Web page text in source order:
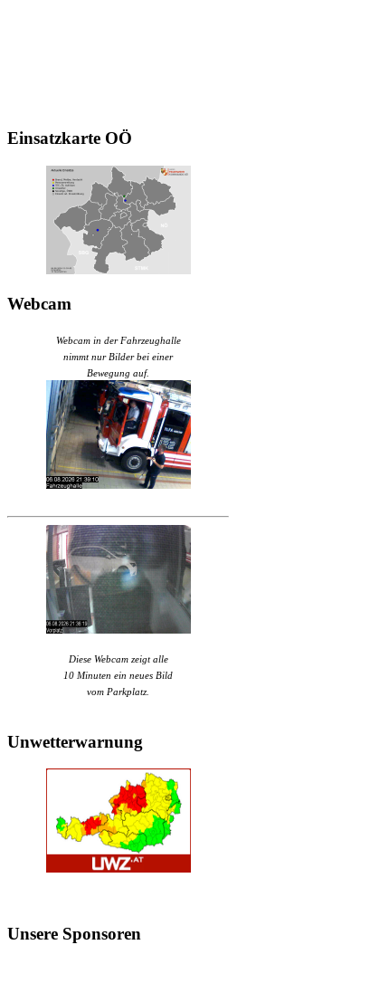
Einsatzkarte OÖ
Webcam
Webcam in der Fahrzeughalle
nimmt nur Bilder bei einer
Bewegung auf.
Diese Webcam zeigt alle
10 Minuten ein neues Bild
vom Parkplatz.
Unwetterwarnung
Unsere Sponsoren